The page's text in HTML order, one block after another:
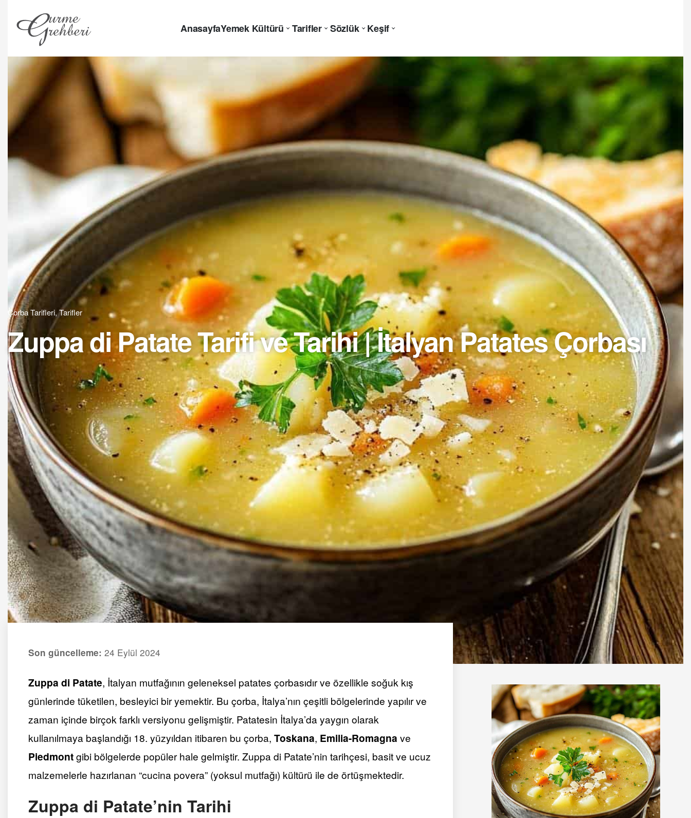
AnasayfaYemek Kültürü Tarifler Sözlük Keşif
Çorba Tarifleri,Tarifler
Zuppa di Patate Tarifi ve Tarihi | İtalyan Patates Çorbası
Son güncelleme: 24 Eylül 2024
Zuppa di Patate, İtalyan mutfağının geleneksel patates çorbasıdır ve özellikle soğuk kış
günlerinde tüketilen, besleyici bir yemektir. Bu çorba, İtalya’nın çeşitli bölgelerinde yapılır ve
zaman içinde birçok farklı versiyonu gelişmiştir. Patatesin İtalya’da yaygın olarak
kullanılmaya başlandığı 18. yüzyıldan itibaren bu çorba, Toskana, Emilia-Romagna ve
Piedmontgibi bölgelerde popüler hale gelmiştir. Zuppa di Patate’nin tarihçesi, basit ve ucuz
malzemelerle hazırlanan “cucina povera” (yoksul mutfağı) kültürü ile de örtüşmektedir.
Zuppa di Patate’nin Tarihi